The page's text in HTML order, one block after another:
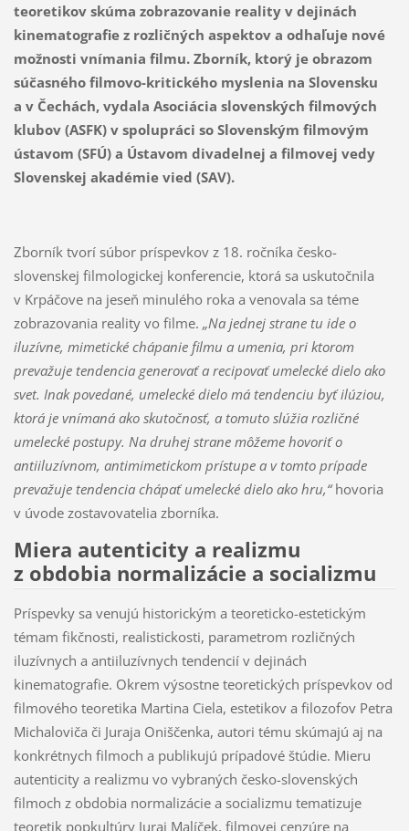
teoretikov skúma zobrazovanie reality v dejinách
kinematografie z rozličných aspektov a odhaľuje nové
možnosti vnímania filmu. Zborník, ktorý je obrazom
súčasného filmovo-kritického myslenia na Slovensku
a v Čechách, vydala Asociácia slovenských filmových
klubov (ASFK) v spolupráci so Slovenským filmovým
ústavom (SFÚ) a Ústavom divadelnej a filmovej vedy
Slovenskej akadémie vied (SAV).
Zborník tvorí súbor príspevkov z 18. ročníka česko-
slovenskej filmologickej konferencie, ktorá sa uskutočnila
v Krpáčove na jeseň minulého roka a venovala sa téme
zobrazovania reality vo filme. „Na jednej strane tu ide o
iluzívne, mimetické chápanie filmu a umenia, pri ktorom
prevažuje tendencia generovať a recipovať umelecké dielo ako
svet. Inak povedané, umelecké dielo má tendenciu byť ilúziou,
ktorá je vnímaná ako skutočnosť, a tomuto slúžia rozličné
umelecké postupy. Na druhej strane môžeme hovoriť o
antiiluzívnom, antimimetickom prístupe a v tomto prípade
prevažuje tendencia chápať umelecké dielo ako hru,“hovoria
v úvode zostavovatelia zborníka.
Miera autenticity a realizmu
z obdobia normalizácie a socializmu
Príspevky sa venujú historickým a teoreticko-estetickým
témam fikčnosti, realistickosti, parametrom rozličných
iluzívnych a antiiluzívnych tendencií v dejinách
kinematografie. Okrem výsostne teoretických príspevkov od
filmového teoretika Martina Ciela, estetikov a filozofov Petra
Michaloviča či Juraja Oniščenka, autori tému skúmajú aj na
konkrétnych filmoch a publikujú prípadové štúdie. Mieru
autenticity a realizmu vo vybraných česko-slovenských
filmoch z obdobia normalizácie a socializmu tematizuje
teoretik popkultúry Juraj Malíček, filmovej cenzúre na